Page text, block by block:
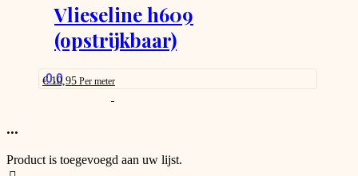
that
Vlieseline h609
(opstrijkbaar)
0.0
€10,95 Per meter
...
Product is toegevoegd aan uw lijst.